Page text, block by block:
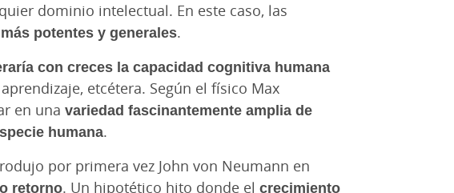
dominio intelectual. En este caso, las
potentes y generales.
con creces la capacidad cognitiva humana
etcétera. Según el físico Max
en una variedad fascinantemente amplia de
humana.
por primera vez John von Neumann en
retorno. Un hipotético hito donde el crecimiento